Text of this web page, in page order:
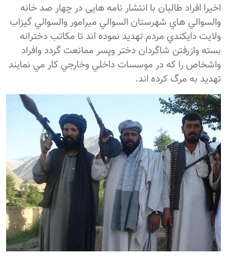
اخيرا افراد طالبان با انتشار نامه هايی در چهار صد خانه
والسوالي هاي شهرستان السوالي ميرامور والسوالي گيزاب
ولايت دايكندي مردم تهديد نموده اند تا مكاتب دخترانه
بسته وازرفتن شاگردان دختر وپسر ممانعت گردد وافراد
واشخاص را که در موسسات داخلي وخارجي كار مي نمايند
تهديد به مرگ كرده اند.